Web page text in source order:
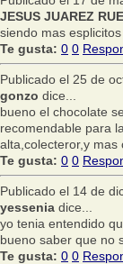
JESUS JUAREZ
siendo mas esplicitos
Te gusta: 0 0
Publicado el 25 de
gonzo dice...
bueno el chocolate
recomendable para
alta,colecteror,y mas
Te gusta: 0 0
Publicado el 14 de
yessenia dice...
yo tenia entendido
bueno saber que no
Te gusta: 0 0